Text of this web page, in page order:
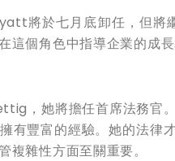
將於七月底卸任，但
這個角色中指導企業的成長
，她將擔任首席法務官
有豐富的經驗。她的法
複雜性方面至關重要。